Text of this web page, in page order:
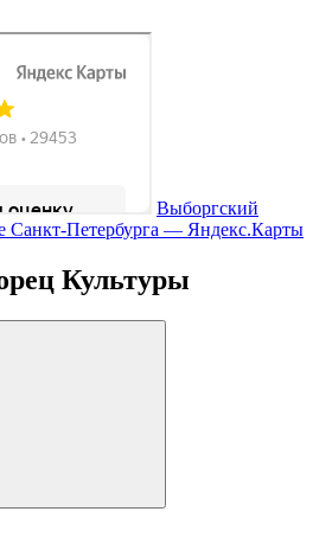
Выборгский
Санкт‑Петербурга — Яндекс.Карты
Культуры